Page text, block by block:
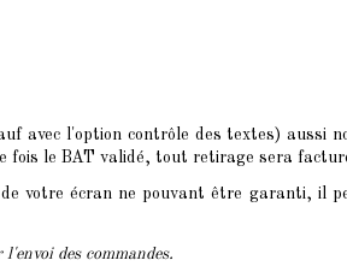
avec l'option contrôle des textes) aussi
fois le BAT validé, tout retirage sera
votre écran ne pouvant être garanti, il
des commandes.